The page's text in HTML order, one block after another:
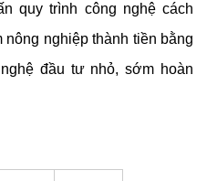
quy trình công nghệ cách
nông nghiệp thành tiền bằng
đầu tư nhỏ, sớm hoàn